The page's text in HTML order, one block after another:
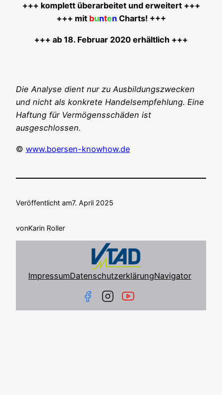
+++ kom­plett über­ar­bei­tet und erwei­tert +++
+++ mit buntenCharts! +++
+++ ab 18. Febru­ar 2020 erhältlich +++
Die Ana­ly­se dient nur zu Aus­bil­dungs­zwe­cken
und nicht als kon­kre­te Han­dels­emp­feh­lung. Eine
Haf­tung für Ver­mö­gens­schä­den ist
ausgeschlossen.
© www.boersen-knowhow.de
Veröffentlicht am7. April 2025
vonKarin Roller
ImpressumDatenschutzerklärungNavigator